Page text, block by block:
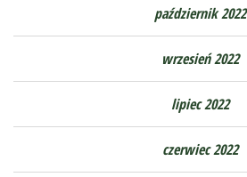
październik 2022
wrzesień 2022
lipiec 2022
czerwiec 2022